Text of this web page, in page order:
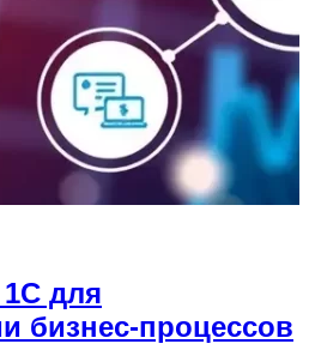
1С для
бизнес-процессов